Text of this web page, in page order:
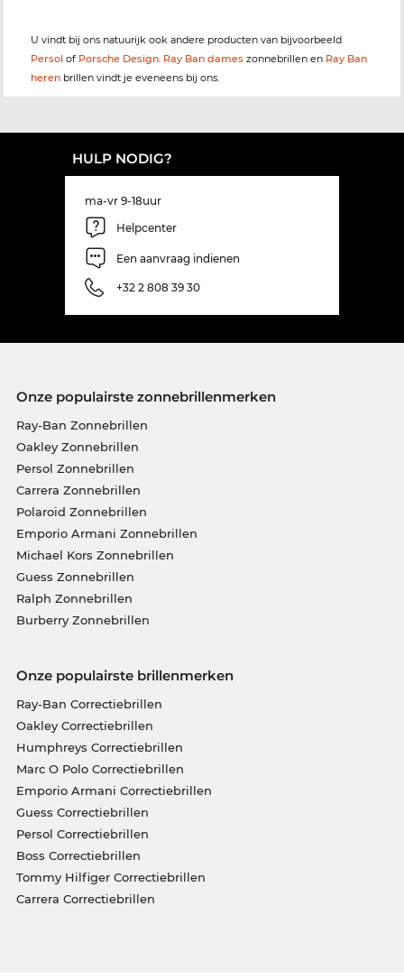
U vindt bij ons natuurijk ook andere producten van bijvoorbeeld
Persol of Porsche Design. Ray Ban dames zonnebrillen en Ray Ban
heren brillen vindt je eveneens bij ons.
HULP NODIG?
ma-vr 9-18uur
Helpcenter
Een aanvraag indienen
+32 2 808 39 30
Onze populairste zonnebrillenmerken
Ray-Ban Zonnebrillen
Oakley Zonnebrillen
Persol Zonnebrillen
Carrera Zonnebrillen
Polaroid Zonnebrillen
Emporio Armani Zonnebrillen
Michael Kors Zonnebrillen
Guess Zonnebrillen
Ralph Zonnebrillen
Burberry Zonnebrillen
Onze populairste brillenmerken
Ray-Ban Correctiebrillen
Oakley Correctiebrillen
Humphreys Correctiebrillen
Marc O Polo Correctiebrillen
Emporio Armani Correctiebrillen
Guess Correctiebrillen
Persol Correctiebrillen
Boss Correctiebrillen
Tommy Hilfiger Correctiebrillen
Carrera Correctiebrillen